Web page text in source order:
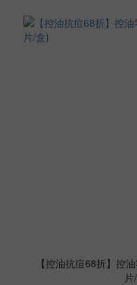
【控油抗痘68折】控